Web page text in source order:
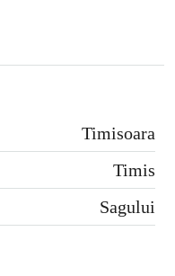
Timisoara
Timis
Sagului